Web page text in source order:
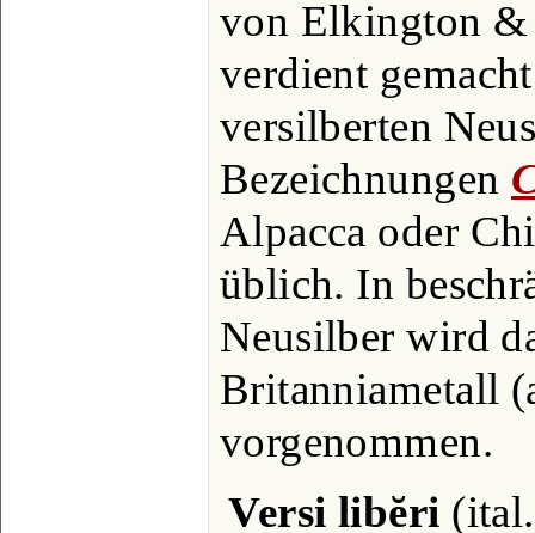
von Elkington
verdient
versilberten
Bezeichnungen
Alpacca oder
üblich. In
Neusilber wird
Britanniametall
vorgenommen.
Versi libĕri